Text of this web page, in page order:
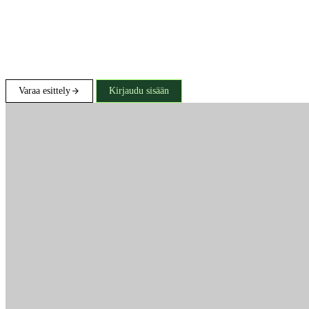
Varaa esittely Kirjaudu sisään